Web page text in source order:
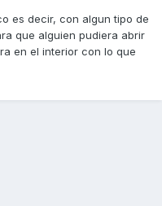
es decir, con algun tipo de
que alguien pudiera abrir
en el interior con lo que